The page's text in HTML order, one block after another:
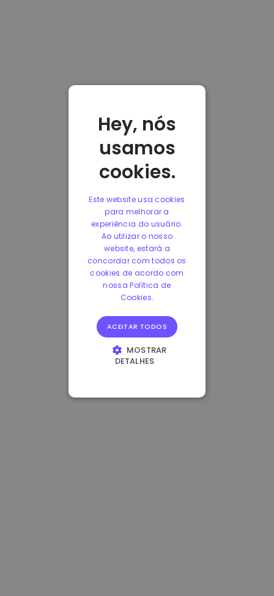
Hey, nós
usamos
cookies.
Este website usa cookies
para melhorar a
experiência do usuário.
Ao utilizar o nosso
website, estará a
concordar com todos os
cookies de acordo com
nossa Política de
Cookies.
ACEITAR TODOS
MOSTRAR
DETALHES